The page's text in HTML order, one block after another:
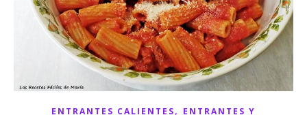
ENTRANTES CALIENTES, ENTRANTES Y